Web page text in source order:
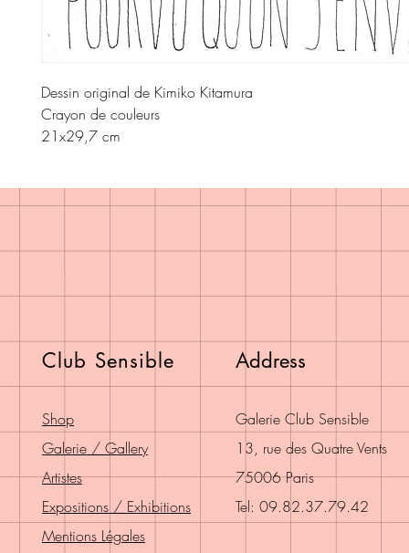
Dessin original de Kimiko Kitamura
Crayon de couleurs
21x29,7 cm
Club Sensible
Shop
Galerie / Gallery
Artistes
Expositions / Exhibitions
Mentions Légales
Address
Galerie Club Sensible
13, rue des Quatre Vents
75006 Paris
Tel: 09.82.37.79.42